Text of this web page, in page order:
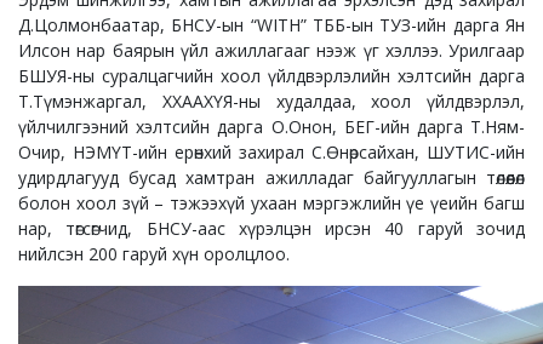
Д.Цолмонбаатар, БНСУ-ын “WITH” ТББ-ын ТУЗ-ийн дарга Ян
Илсон нар баярын үйл ажиллагааг нээж үг хэллээ. Урилгаар
БШУЯ-ны суралцагчийн хоол үйлдвэрлэлийн хэлтсийн дарга
Т.Түмэнжаргал, ХХААХҮЯ-ны худалдаа, хоол үйлдвэрлэл,
үйлчилгээний хэлтсийн дарга О.Онон, БЕГ-ийн дарга Т.Ням-
Очир, НЭМҮТ-ийн ерөнхий захирал С.Өнөрсайхан, ШУТИС-ийн
удирдлагууд бусад хамтран ажилладаг байгууллагын төлөөлөл
болон хоол зүй – тэжээхүй ухаан мэргэжлийн үе үеийн багш
нар, төгсөгчид, БНСУ-аас хүрэлцэн ирсэн 40 гаруй зочид
нийлсэн 200 гаруй хүн оролцлоо.